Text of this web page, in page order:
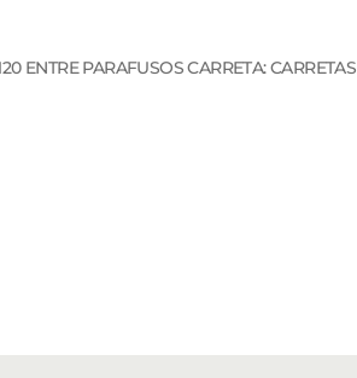
ENTRE PARAFUSOS CARRETA: CARRETAS